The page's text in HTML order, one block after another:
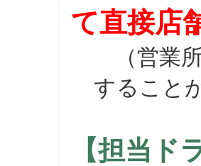
て直接店
（営業所
すること
【担当ド